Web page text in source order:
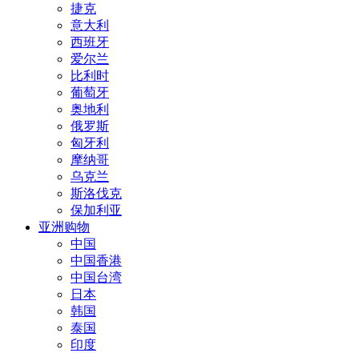
捷克
意大利
西班牙
爱尔兰
比利时
葡萄牙
奥地利
俄罗斯
匈牙利
摩纳哥
乌克兰
斯洛伐克
保加利亚
亚洲购物
中国
中国香港
中国台湾
日本
韩国
泰国
印度